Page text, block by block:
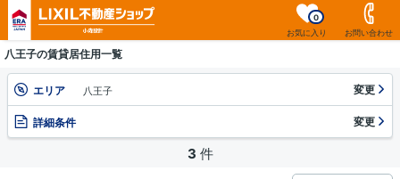
お気に入り
0
お問い合わせ
八王子の賃貸居住用一覧
エリア 八王子 変更
詳細条件 変更
3 件